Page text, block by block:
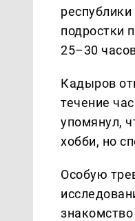
подростки
25–30
Кадыров
течение
упомянул,
хобби, но
Особую